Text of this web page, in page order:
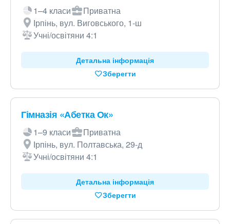
1–4 класи
Приватна
Ірпінь, вул. Виговського, 1-ш
Учні/освітяни 4:1
Детальна інформація
Зберегти
Гімназія «Абетка Ок»
1–9 класи
Приватна
Ірпінь, вул. Полтавська, 29-д
Учні/освітяни 4:1
Детальна інформація
Зберегти